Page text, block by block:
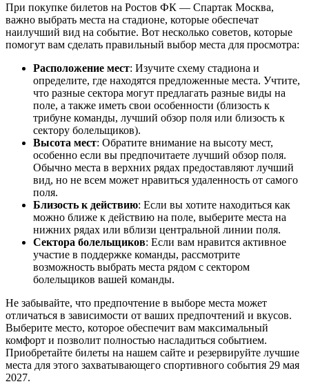
При покупке билетов на Ростов ФК — Спартак Москва,
важно выбрать места на стадионе, которые обеспечат
наилучший вид на событие. Вот несколько советов, которые
помогут вам сделать правильный выбор места для просмотра:
Расположение мест: Изучите схему стадиона и
определите, где находятся предложенные места. Учтите,
что разные сектора могут предлагать разные виды на
поле, а также иметь свои особенности (близость к
трибуне команды, лучший обзор поля или близость к
сектору болельщиков).
Высота мест: Обратите внимание на высоту мест,
особенно если вы предпочитаете лучший обзор поля.
Обычно места в верхних рядах предоставляют лучший
вид, но не всем может нравиться удаленность от самого
поля.
Близость к действию: Если вы хотите находиться как
можно ближе к действию на поле, выберите места на
нижних рядах или вблизи центральной линии поля.
Сектора болельщиков: Если вам нравится активное
участие в поддержке команды, рассмотрите
возможность выбрать места рядом с сектором
болельщиков вашей команды.
Не забывайте, что предпочтение в выборе места может
отличаться в зависимости от ваших предпочтений и вкусов.
Выберите место, которое обеспечит вам максимальный
комфорт и позволит полностью насладиться событием.
Приобретайте билеты на нашем сайте и резервируйте лучшие
места для этого захватывающего спортивного события 29 мая
2027.